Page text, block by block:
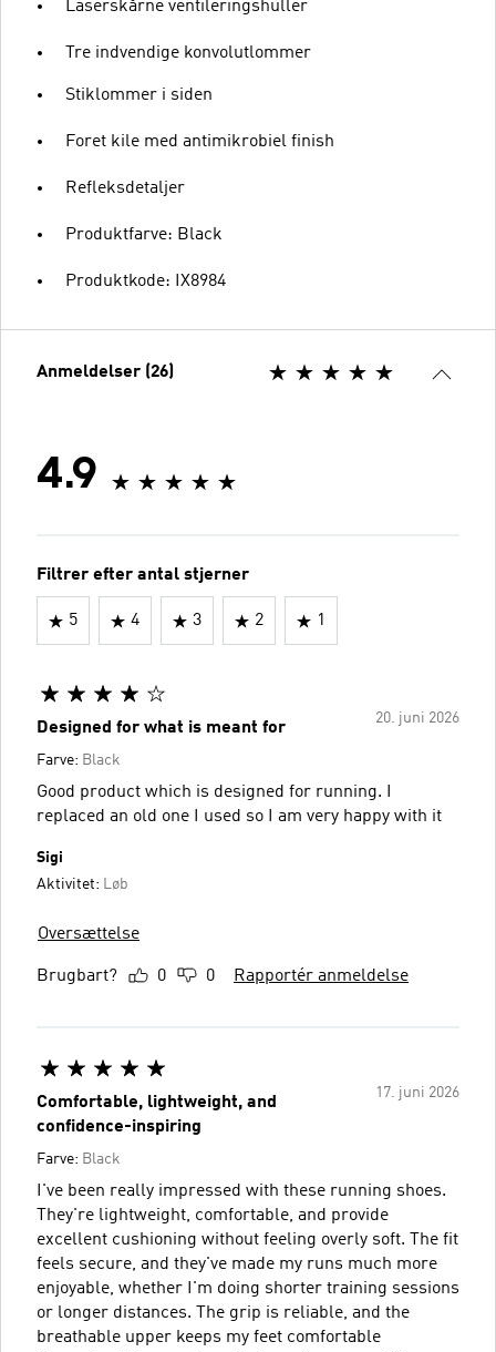
Laserskårne ventileringshuller
Tre indvendige konvolutlommer
Stiklommer i siden
Foret kile med antimikrobiel finish
Refleksdetaljer
Produktfarve: Black
Produktkode: IX8984
Anmeldelser (26)
4.9
Filtrer efter antal stjerner
5 4 3 2 1
20. juni 2026
Designed for what is meant for
Farve: Black
Good product which is designed for running. I
replaced an old one I used so I am very happy with it
Sigi
Aktivitet: Løb
Oversættelse
Brugbart? 0 0 Rapportér anmeldelse
17. juni 2026
Comfortable, lightweight, and
confidence-inspiring
Farve: Black
I've been really impressed with these running shoes.
They're lightweight, comfortable, and provide
excellent cushioning without feeling overly soft. The fit
feels secure, and they've made my runs much more
enjoyable, whether I'm doing shorter training sessions
or longer distances. The grip is reliable, and the
breathable upper keeps my feet comfortable